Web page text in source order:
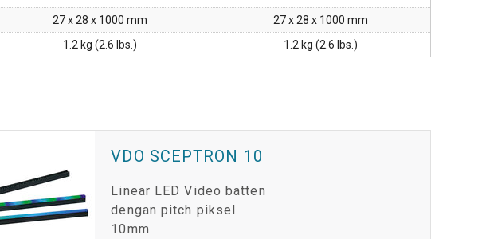
27 x 28 x 1000 mm 27 x 28 x 1000 mm
1.2 kg (2.6 lbs.) 1.2 kg (2.6 lbs.)
VDO SCEPTRON 10
Linear LED Video batten
dengan pitch piksel
10mm